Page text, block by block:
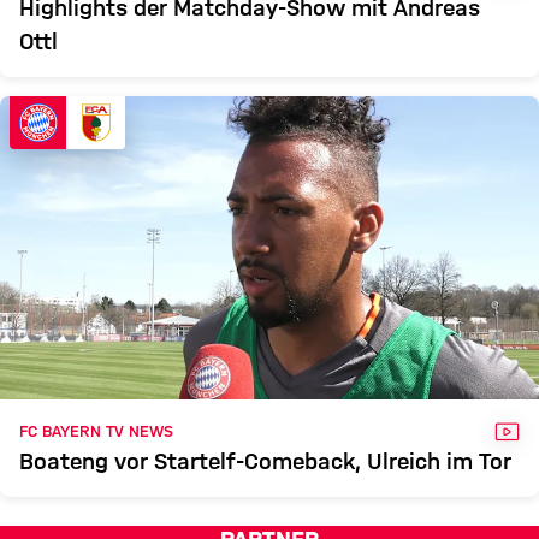
Highlights der Matchday-Show mit Andreas
Ottl
FC BAYERN TV NEWS
Boateng vor Startelf-Comeback, Ulreich im Tor